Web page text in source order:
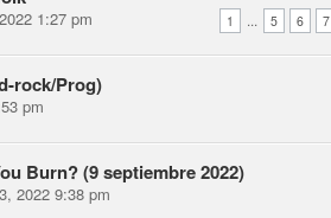
1 ... 5 6 7
1:27 pm
rock/Prog)
pm
Burn? (9 septiembre 2022)
2022 9:38 pm